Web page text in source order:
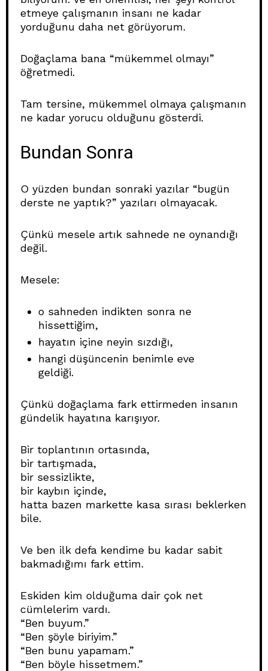
etmeye çalışmanın insanı ne kadar
yorduğunu daha net görüyorum.
Doğaçlama bana “mükemmel olmayı”
öğretmedi.
Tam tersine, mükemmel olmaya çalışmanın
ne kadar yorucu olduğunu gösterdi.
Bundan Sonra
O yüzden bundan sonraki yazılar “bugün
derste ne yaptık?” yazıları olmayacak.
Çünkü mesele artık sahnede ne oynandığı
değil.
Mesele:
o sahneden indikten sonra ne
hissettiğim,
hayatın içine neyin sızdığı,
hangi düşüncenin benimle eve
geldiği.
Çünkü doğaçlama fark ettirmeden insanın
gündelik hayatına karışıyor.
Bir toplantının ortasında,
bir tartışmada,
bir sessizlikte,
bir kaybın içinde,
hatta bazen markette kasa sırası beklerken
bile.
Ve ben ilk defa kendime bu kadar sabit
bakmadığımı fark ettim.
Eskiden kim olduğuma dair çok net
cümlelerim vardı.
“Ben buyum.”
“Ben şöyle biriyim.”
“Ben bunu yapamam.”
“Ben böyle hissetmem.”